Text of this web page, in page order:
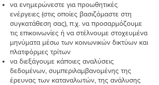
να ενημερώνεστε για προωθητικές
ενέργειες (στις οποίες βασιζόμαστε στη
συγκατάθεση σας), π.χ. να προσαρμόζουμε
τις επικοινωνίες ή να στέλνουμε στοχευμένα
μηνύματα μέσω των κοινωνικών δικτύων και
πλατφόρμες τρίτων
να διεξάγουμε κάποιες αναλύσεις
δεδομένων, συμπεριλαμβανομένης της
έρευνας των καταναλωτών, της ανάλυσης